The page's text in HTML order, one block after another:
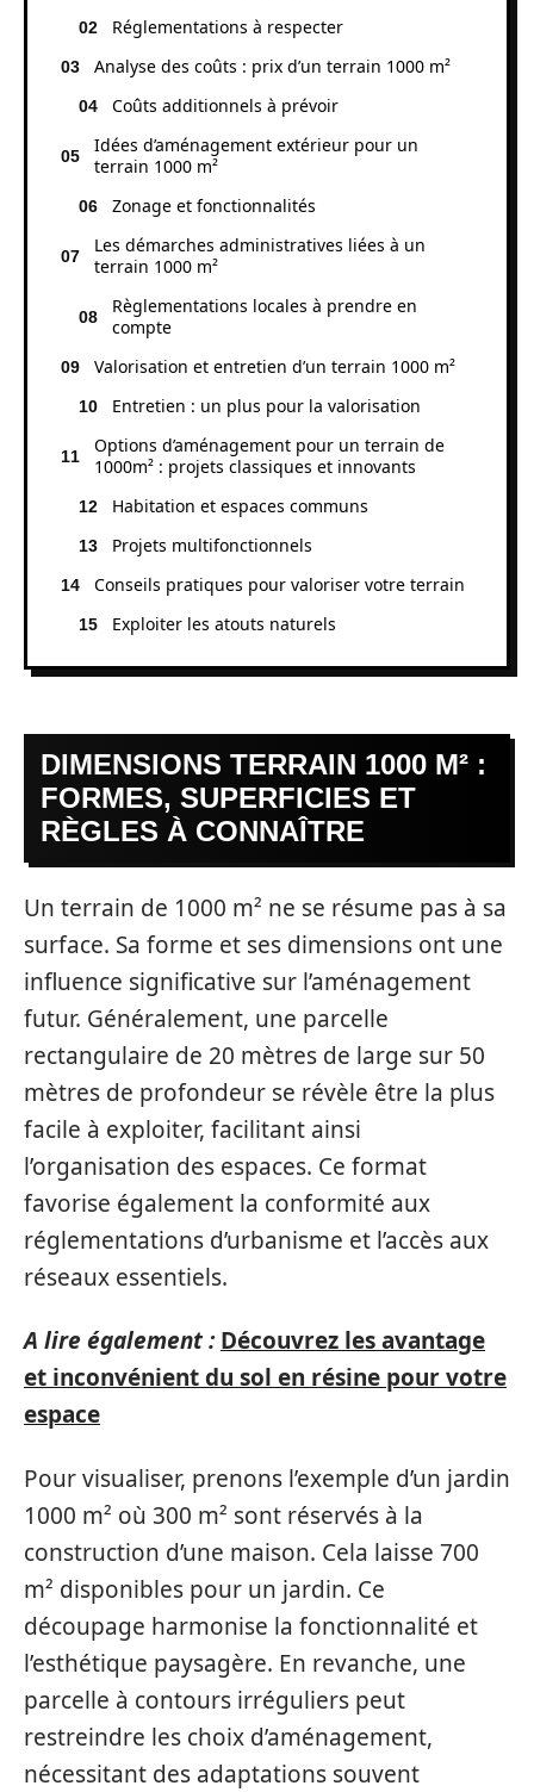
Réglementations à respecter
Analyse des coûts : prix d’un terrain 1000 m²
Coûts additionnels à prévoir
Idées d’aménagement extérieur pour un
terrain 1000 m²
Zonage et fonctionnalités
Les démarches administratives liées à un
terrain 1000 m²
Règlementations locales à prendre en
compte
Valorisation et entretien d’un terrain 1000 m²
Entretien : un plus pour la valorisation
Options d’aménagement pour un terrain de
1000m² : projets classiques et innovants
Habitation et espaces communs
Projets multifonctionnels
Conseils pratiques pour valoriser votre terrain
Exploiter les atouts naturels
DIMENSIONS TERRAIN 1000 M² :
FORMES, SUPERFICIES ET
RÈGLES À CONNAÎTRE
Un terrain de 1000 m² ne se résume pas à sa
surface. Sa forme et ses dimensions ont une
influence significative sur l’aménagement
futur. Généralement, une parcelle
rectangulaire de 20 mètres de large sur 50
mètres de profondeur se révèle être la plus
facile à exploiter, facilitant ainsi
l’organisation des espaces. Ce format
favorise également la conformité aux
réglementations d’urbanisme et l’accès aux
réseaux essentiels.
A lire également : Découvrez les avantage
et inconvénient du sol en résine pour votre
espace
Pour visualiser, prenons l’exemple d’un jardin
1000 m² où 300 m² sont réservés à la
construction d’une maison. Cela laisse 700
m² disponibles pour un jardin. Ce
découpage harmonise la fonctionnalité et
l’esthétique paysagère. En revanche, une
parcelle à contours irréguliers peut
restreindre les choix d’aménagement,
nécessitant des adaptations souvent